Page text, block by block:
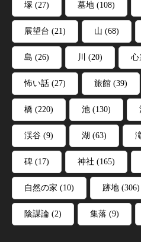
塚 (27) 墓地 (108)
展望台 (21) 山 (68)
島 (26) 川 (20) 心
怖い話 (27) 旅館 (39)
橋 (220) 池 (130)
渓谷 (9) 湖 (63)
碑 (17) 神社 (165)
自然の家 (10) 跡地 (306)
陰謀論 (2) 集落 (9)